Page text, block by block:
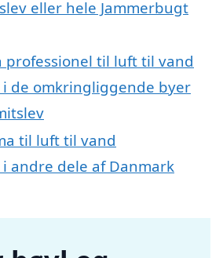
eller hele Jammerbugt
professionel til luft til vand
de omkringliggende byer
til luft til vand
andre dele af Danmark